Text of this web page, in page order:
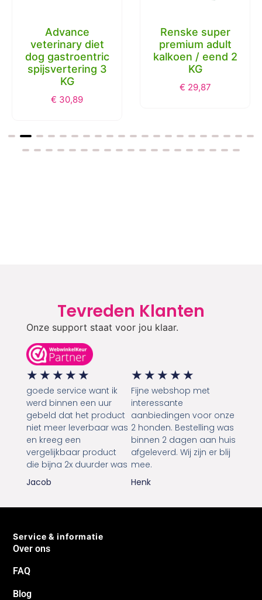
Advance
veterinary diet
dog gastroentric
spijsvertering 3
KG
€ 30,89
Renske super
premium adult
kalkoen / eend 2
KG
€ 29,87
Tevreden Klanten
Onze support staat voor jou klaar.
★ ★ ★ ★ ★
goede service want ik
werd binnen een uur
gebeld dat het product
niet meer leverbaar was
en kreeg een
vergelijkbaar product
die bijna 2x duurder was
Jacob
★ ★ ★ ★ ★
Fijne webshop met
interessante
aanbiedingen voor onze
2 honden. Bestelling was
binnen 2 dagen aan huis
afgeleverd. Wij zijn er blij
mee.
Henk
Service & informatie
Over ons
FAQ
Blog